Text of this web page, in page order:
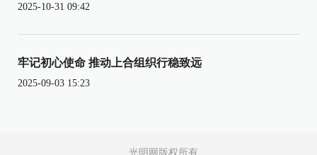
2025-10-31 09:42
牢记初心使命 推动上合组织行稳致远
2025-09-03 15:23
光明网版权所有